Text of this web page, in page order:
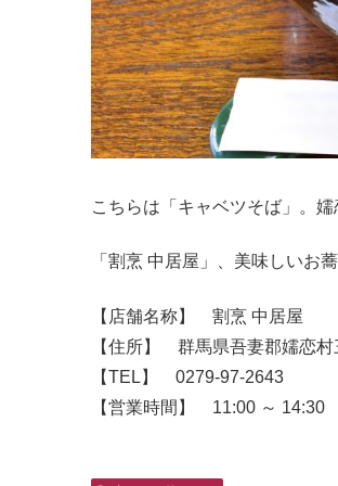
こちらは「キャベツそば」。
「割烹 中居屋」、美味しいお
【店舗名称】 割烹 中居屋
【住所】 群馬県吾妻郡嬬恋村
【TEL】 0279-97-2643
【営業時間】 11:00 ～